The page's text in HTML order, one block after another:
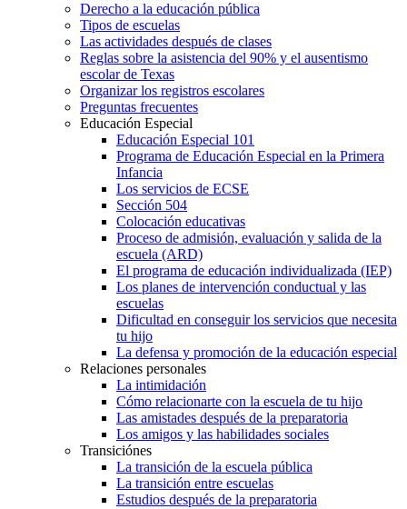
Derecho a la educación pública
Tipos de escuelas
Las actividades después de clases
Reglas sobre la asistencia del 90% y el ausentismo
escolar de Texas
Organizar los registros escolares
Preguntas frecuentes
Educación Especial
Educación Especial 101
Programa de Educación Especial en la Primera
Infancia
Los servicios de ECSE
Sección 504
Colocación educativas
Proceso de admisión, evaluación y salida de la
escuela (ARD)
El programa de educación individualizada (IEP)
Los planes de intervención conductual y las
escuelas
Dificultad en conseguir los servicios que necesita
tu hijo
La defensa y promoción de la educación especial
Relaciones personales
La intimidación
Cómo relacionarte con la escuela de tu hijo
Las amistades después de la preparatoria
Los amigos y las habilidades sociales
Transiciónes
La transición de la escuela pública
La transición entre escuelas
Estudios después de la preparatoria